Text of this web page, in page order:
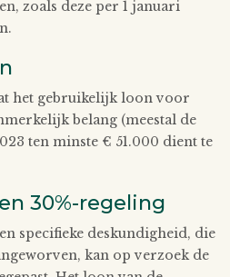
zoals deze per 1 januari
het gebruikelijk loon voor
belang (meestal de
ten minste € 51.000 dient te
30%-regeling
specifieke deskundigheid, die
kan op verzoek de